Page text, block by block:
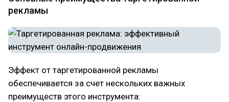
рекламы
Эффект от таргетированной рекламы
обеспечивается за счет нескольких важных
преимуществ этого инструмента: